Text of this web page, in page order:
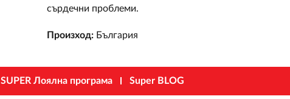
сърдечни проблеми.
Произход:България
SUPER Лоялна програма Super BLOG